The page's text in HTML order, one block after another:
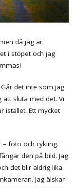
då jag är
i stöpet och jag
det inte som jag
att sluta med det. Vi
istället. Ett mycket
foto och cykling.
den på bild. Jag
det blir aldrig lika
Jag älskar